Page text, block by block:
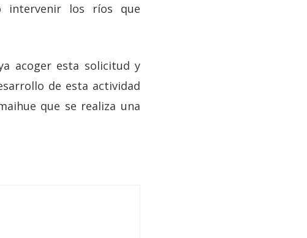
intervenir los ríos que
acoger esta solicitud y
de esta actividad
que se realiza una